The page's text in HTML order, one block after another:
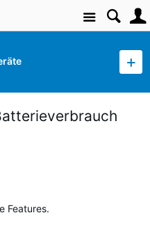
Site
Features.